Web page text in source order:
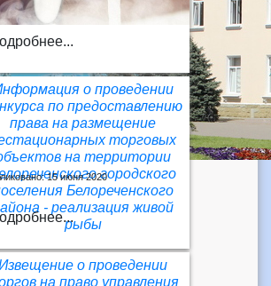
о проведении
по предоставлению
права на размещение
торговых
на территории
городского
Белореченского
- реализация живой
рыбы
15 июня 2020
о проведении
на право управления